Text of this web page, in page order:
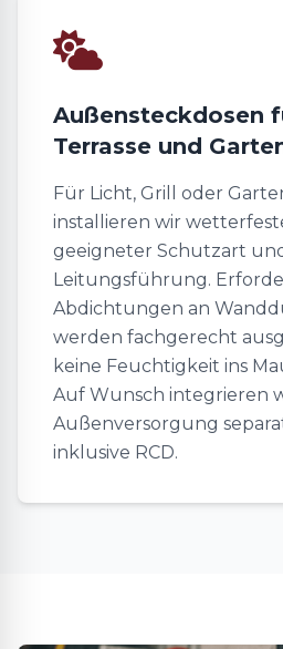
Außensteckdosen
Terrasse und
Für Licht, Grill oder
installieren wir
geeigneter Schutzart
Leitungsführung.
Abdichtungen an
werden fachgerecht
keine Feuchtigkeit ins
Auf Wunsch integrieren
Außenversorgung
inklusive RCD.